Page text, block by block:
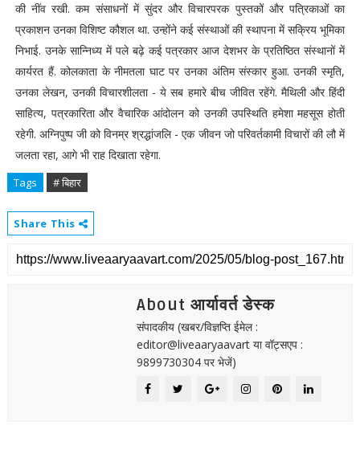
की नींव रखी. कम संसाधनों में सुंदर और विचारपरक पुस्तकों और पत्रिकाओं का
प्रकाशन उनका विशिष्ट कौशल था. उन्होंने कई संस्थाओं की स्थापना में सक्रिय भूमिका
निभाई. उनके सान्निध्य में पले बढ़े कई पत्रकार आज देशभर के प्रतिष्ठित संस्थानों में
कार्यरत हैं. कोलकाता के नीमतला घाट पर उनका अंतिम संस्कार हुआ. उनकी स्मृति,
उनका लेखन, उनकी विचारशीलता - ये सब हमारे बीच जीवित रहेंगे. मैथिली और हिंदी
साहित्य, पत्रकारिता और वैचारिक आंदोलन को उनकी उपस्थिति हमेशा महसूस होती
रहेगी. अग्निपुष्प जी को विनम्र श्रद्धांजलि - एक जीवन जो परिवर्तकामी विचारों की लौ में
जलता रहा, आगे भी राह दिखाता रहेगा.
Tags # बिहार
Share This
About आर्यावर्त डेस्क
संपादकीय (खबर/विज्ञप्ति ईमेल :
editor@liveaaryaavart या वॉट्सएप :
9899730304 पर भेजें)